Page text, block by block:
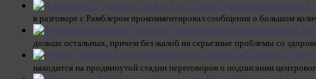
в разговоре с Рамблером прокомментировал сообщения о большом
дольше остальных, причем без жалоб на серьезные проблемы со
находится на продвинутой стадии переговоров о подписании